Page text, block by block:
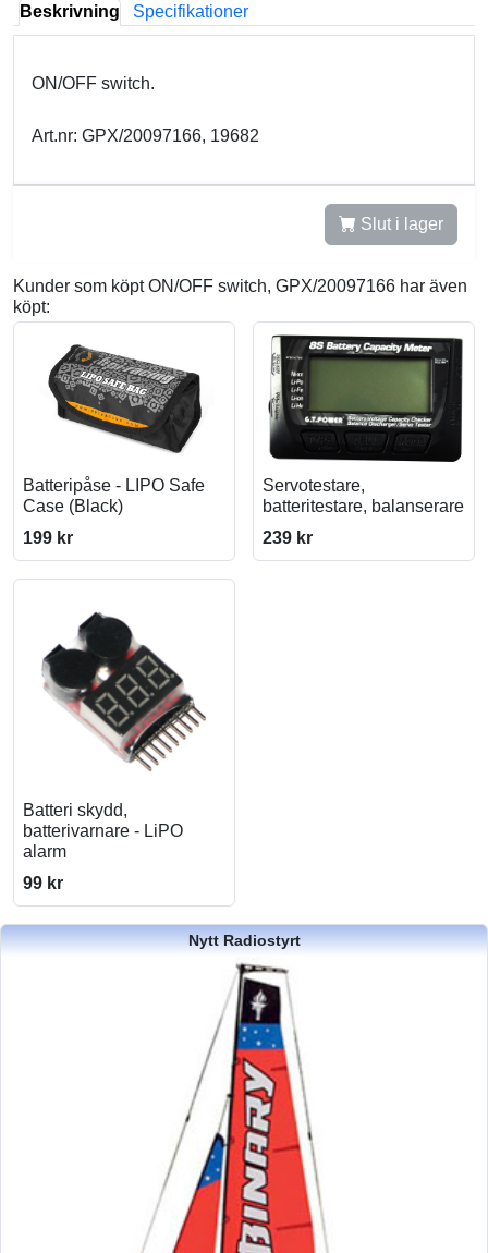
Beskrivning Specifikationer
ON/OFF switch.
Art.nr: GPX/20097166, 19682
Slut i lager
Kunder som köpt ON/OFF switch, GPX/20097166 har även
köpt:
Batteripåse - LIPO Safe
Case (Black)
199 kr
Servotestare,
batteritestare, balanserare
239 kr
Batteri skydd,
batterivarnare - LiPO
alarm
99 kr
Nytt Radiostyrt